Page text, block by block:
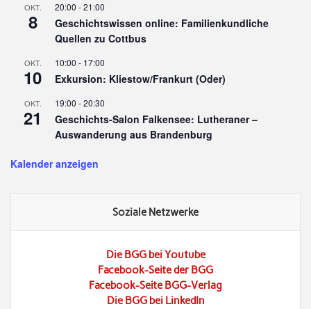
OKT.
8
20:00 -21:00
Geschichtswissen online: Familienkundliche
Quellen zu Cottbus
OKT.
10
10:00 - 17:00
Exkursion: Kliestow/Frankurt (Oder)
OKT.
21
19:00 -20:30
Geschichts-Salon Falkensee: Lutheraner –
Auswanderung aus Brandenburg
Kalender anzeigen
Soziale Netzwerke
Die BGG bei Youtube
Facebook-Seite der BGG
Facebook-Seite BGG-Verlag
Die BGG bei LinkedIn